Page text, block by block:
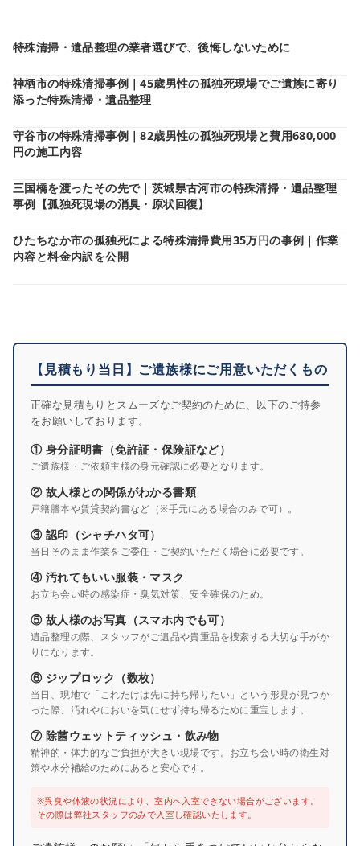
特殊清掃・遺品整理の業者選びで、後悔しないために
神栖市の特殊清掃事例｜45歳男性の孤独死現場でご遺族に寄り
添った特殊清掃・遺品整理
守谷市の特殊清掃事例｜82歳男性の孤独死現場と費用680,000
円の施工内容
三国橋を渡ったその先で｜茨城県古河市の特殊清掃・遺品整理
事例【孤独死現場の消臭・原状回復】
ひたちなか市の孤独死による特殊清掃費用35万円の事例｜作業
内容と料金内訳を公開
【見積もり当日】ご遺族様にご用意いただくもの
正確な見積もりとスムーズなご契約のために、以下のご持参
をお願いしております。
① 身分証明書（免許証・保険証など）
ご遺族様・ご依頼主様の身元確認に必要となります。
② 故人様との関係がわかる書類
戸籍謄本や賃貸契約書など（※手元にある場合のみで可）。
③ 認印（シャチハタ可）
当日そのまま作業をご委任・ご契約いただく場合に必要です。
④ 汚れてもいい服装・マスク
お立ち会い時の感染症・臭気対策、安全確保のため。
⑤ 故人様のお写真（スマホ内でも可）
遺品整理の際、スタッフがご遺品や貴重品を捜索する大切な手がか
りになります。
⑥ ジップロック（数枚）
当日、現地で「これだけは先に持ち帰りたい」という形見が見つか
った際、汚れやにおいを気にせず持ち帰るために重宝します。
⑦ 除菌ウェットティッシュ・飲み物
精神的・体力的なご負担が大きい現場です。お立ち会い時の衛生対
策や水分補給のためにあると安心です。
※異臭や体液の状況により、室内へ入室できない場合がございます。
その際は弊社スタッフのみで入室し確認いたします。